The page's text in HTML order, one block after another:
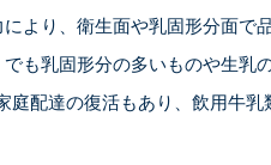
より、衛生面や乳固形分面で
も乳固形分の多いものや生乳
配達の復活もあり、飲用牛